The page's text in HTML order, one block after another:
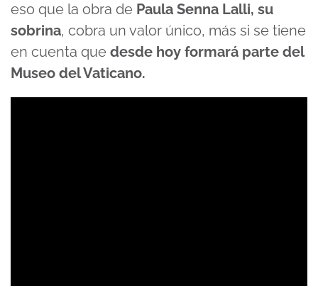
eso que la obra de Paula Senna Lalli, su
sobrina, cobra un valor único, más si se tiene
en cuenta que desde hoy formará parte del
Museo del Vaticano.